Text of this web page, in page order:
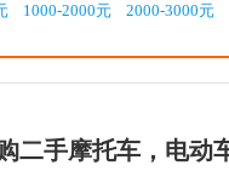
1000-2000元 2000-3000元
二手摩托车，电动